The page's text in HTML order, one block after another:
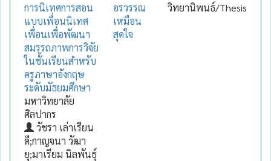
การนิเทศการสอน
แบบเพื่อนนิเทศ
เพื่อนเพื่อพัฒนา
สมรรถภาพการวิจัย
ในชั้นเรียนสำหรับ
ครูภาษาอังกฤษ
ระดับมัธยมศึกษา
มหาวิทยาลัย
ศิลปากร
วัชรา เล่าเรียน
ดี;กาญจนา วัฒา
ยุ;มาเรียม นิลพันธุ์
อรวรรณ
เหมือน
สุดใจ
วิทยานิพนธ์/Thesis